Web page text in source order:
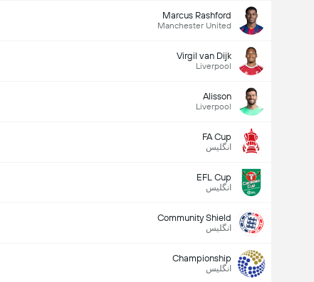
Marcus Rashford
Manchester United
Virgil van Dijk
Liverpool
Alisson
Liverpool
FA Cup
انگلیس
EFL Cup
انگلیس
Community Shield
انگلیس
Championship
انگلیس